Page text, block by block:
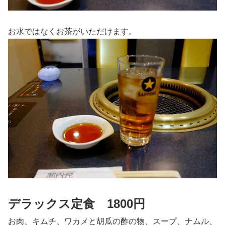
お水ではなくお茶がいただけます。
デラックス定食 1800円
お肉、キムチ、ワカメと胡瓜の酢の物、スープ、ナムル、